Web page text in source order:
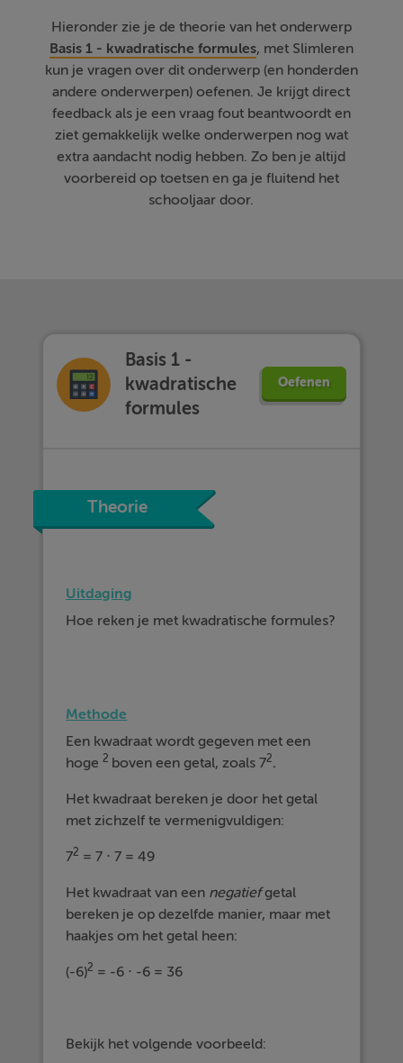
Hieronder zie je de theorie van het onderwerp
Basis 1 - kwadratische formules, met Slimleren
kun je vragen over dit onderwerp (en honderden
andere onderwerpen) oefenen. Je krijgt direct
feedback als je een vraag fout beantwoordt en
ziet gemakkelijk welke onderwerpen nog wat
extra aandacht nodig hebben. Zo ben je altijd
voorbereid op toetsen en ga je fluitend het
schooljaar door.
Basis 1 -
kwadratische
formules
Oefenen
Theorie
Uitdaging
Hoe reken je met kwadratische formules?
Methode
Een kwadraat wordt gegeven met een
hoge2 boven een getal, zoals 72.
Het kwadraat bereken je door het getal
met zichzelf te vermenigvuldigen:
72 = 7 ⋅ 7 = 49
Het kwadraat van een negatiefgetal
bereken je op dezelfde manier, maar met
haakjes om het getal heen:
(-6)2 = -6 ⋅ -6 = 36
Bekijk het volgende voorbeeld: